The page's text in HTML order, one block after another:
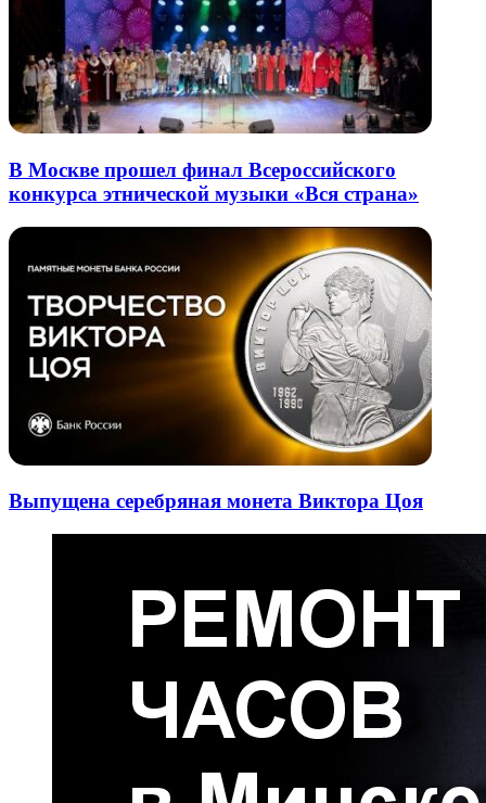
В Москве прошел финал Всероссийского
конкурса этнической музыки «Вся страна»
Выпущена серебряная монета Виктора Цоя